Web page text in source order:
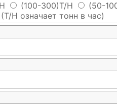
(100-300)T/H (50-
(T/H означает тонн в час)